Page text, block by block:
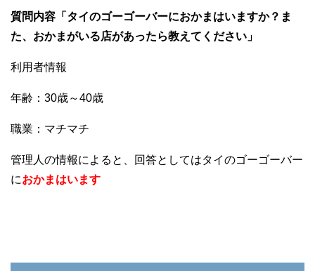
質問内容「タイのゴーゴーバーにおかまはいますか？ま
た、おかまがいる店があったら教えてください」
利用者情報
年齢：30歳～40歳
職業：マチマチ
管理人の情報によると、回答としてはタイのゴーゴーバー
におかまはいます